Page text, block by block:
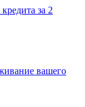
за 2
вашего